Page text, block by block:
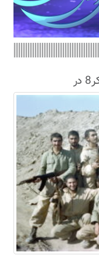
مصاحبۀ رزمندگان خمینی‌شهری لشکر8 در